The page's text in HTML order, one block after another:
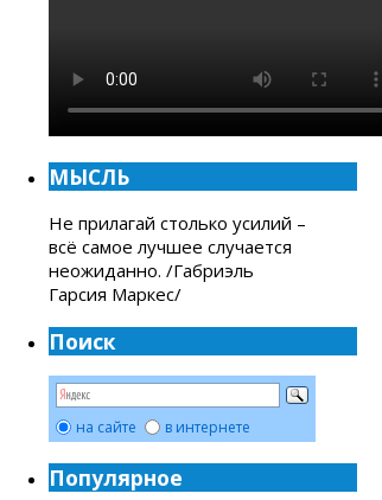
МЫСЛЬ
Не прилагай столько усилий –
всё самое лучшее случается
неожиданно. /Габриэль
Гарсия Маркес/
Поиск
на сайте в интернете
Популярное